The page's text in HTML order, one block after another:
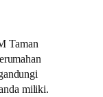
Taman
miliki.